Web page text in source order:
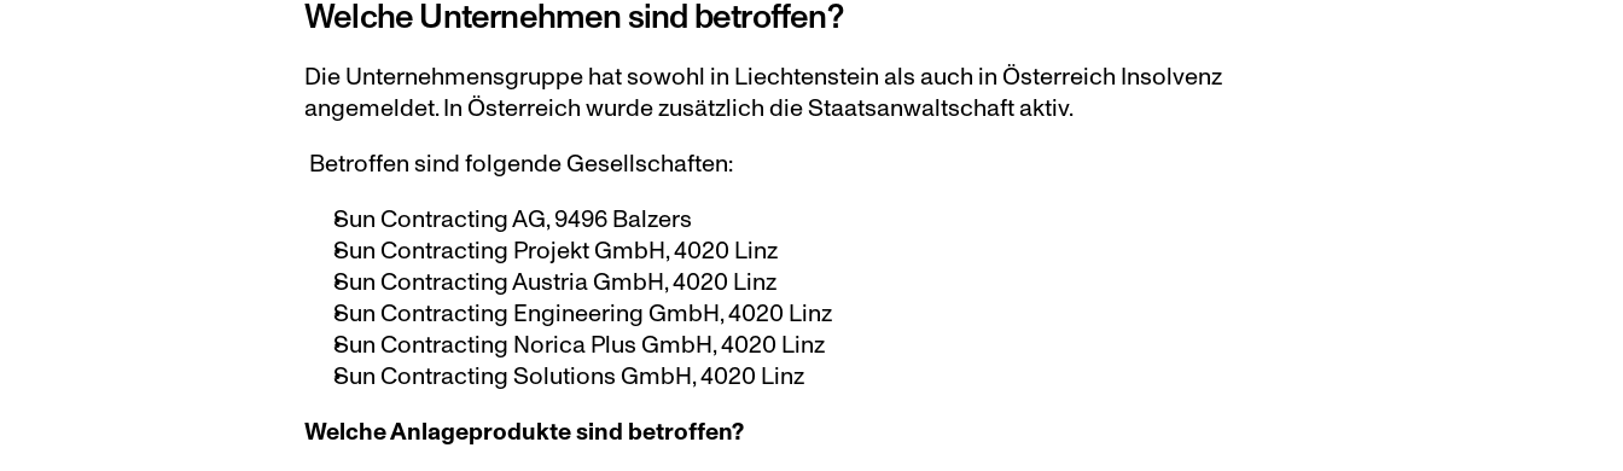
Welche Unternehmen sind betroffen?
Die Unternehmensgruppe hat sowohl in Liechtenstein als auch in Österreich Insolvenz
angemeldet. In Österreich wurde zusätzlich die Staatsanwaltschaft aktiv.
Betroffen sind folgende Gesellschaften:
Sun Contracting AG, 9496 Balzers
Sun Contracting Projekt GmbH, 4020 Linz
Sun Contracting Austria GmbH, 4020 Linz
Sun Contracting Engineering GmbH, 4020 Linz
Sun Contracting Norica Plus GmbH, 4020 Linz
Sun Contracting Solutions GmbH, 4020 Linz
Welche Anlageprodukte sind betroffen?